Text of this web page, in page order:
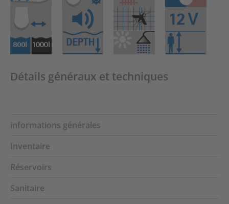
Détails généraux et techniques
informations générales
Inventaire
Réservoirs
Sanitaire